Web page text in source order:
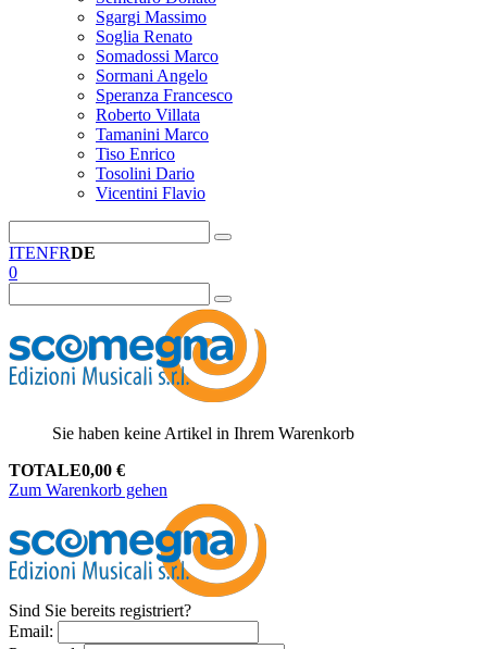
Sgargi Massimo
Soglia Renato
Somadossi Marco
Sormani Angelo
Speranza Francesco
Roberto Villata
Tamanini Marco
Tiso Enrico
Tosolini Dario
Vicentini Flavio
ITENFRDE
0
Sie haben keine Artikel in Ihrem Warenkorb
TOTALE0,00 €
Zum Warenkorb gehen
Sind Sie bereits registriert?
Email: